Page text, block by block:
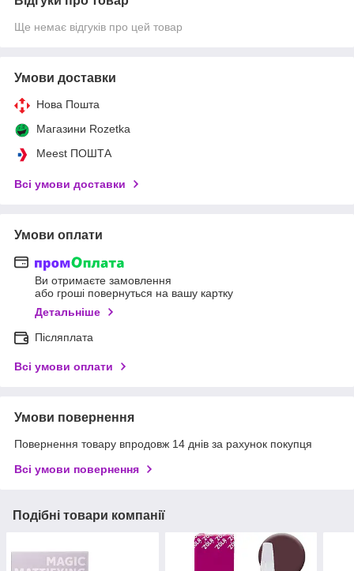
Ще немає відгуків про цей товар
Умови доставки
Нова Пошта
Магазини Rozetka
Meest ПОШТА
Всі умови доставки
Умови оплати
Ви отримаєте замовлення
або гроші повернуться на вашу картку
Детальніше
Післяплата
Всі умови оплати
Умови повернення
Повернення товару впродовж 14 днів за рахунок покупця
Всі умови повернення
Подібні товари компанії